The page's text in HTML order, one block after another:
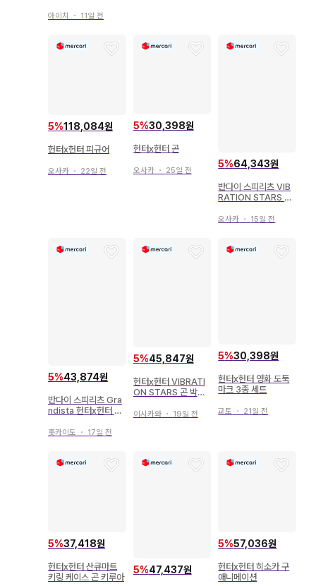
아이치 ・ 11일 전
5%118,084원
헌터x헌터 피규어
오사카 ・ 22일 전
5%30,398원
헌터x헌터 곤
오사카・ 25일 전
5%64,343원
반다이 스피리츠 VIB
RATION STARS 헌
오사카 ・ 15일 전
5%43,874원
반다이 스피리츠 Gra
ndista 헌터x헌터 곤
홋카이도 ・ 17일 전
5%45,847원
헌터x헌터 VIBRATI
ON STARS 곤 박스
이시카와・ 19일 전
5%30,398원
헌터x헌터 영화 도둑
마크 3종 세트
교토 ・ 21일 전
5%37,418원
헌터x헌터 산큐마트
키링 케이스 곤 키루아
5%47,437원
5%57,036원
헌터x헌터 히소카 구
애니메이션